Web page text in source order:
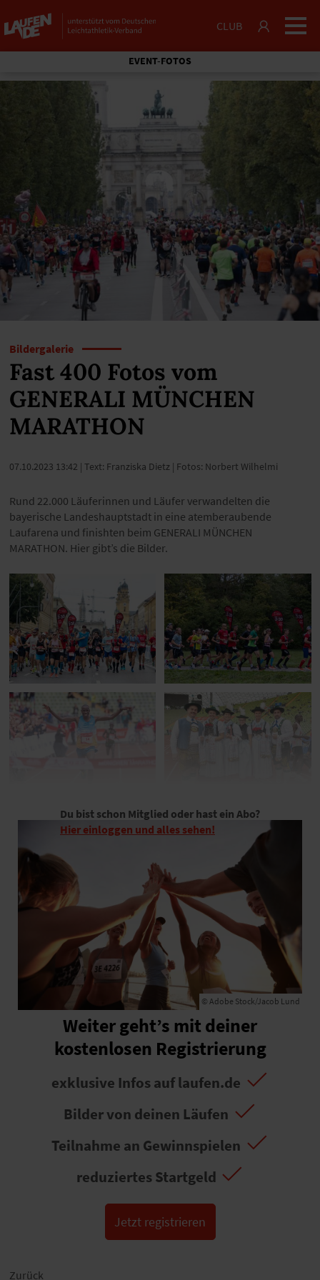
CLUB
EVENT-FOTOS
Bildergalerie
Fast 400 Fotos vom
GENERALI MÜNCHEN
MARATHON
07.10.2023 13:42 | Text: Franziska Dietz | Fotos: Norbert Wilhelmi
Rund 22.000 Läuferinnen und Läufer verwandelten die
bayerische Landeshauptstadt in eine atemberaubende
Laufarena und finishten beim GENERALI MÜNCHEN
MARATHON. Hier gibt’s die Bilder.
Du bist schon Mitglied oder hast ein Abo?
Hier einloggen und alles sehen!
© Adobe Stock/Jacob Lund
Weiter geht’s mit deiner
kostenlosen Registrierung
exklusive Infos auf laufen.de
Bilder von deinen Läufen
Teilnahme an Gewinnspielen
reduziertes Startgeld
Jetzt registrieren
Zurück